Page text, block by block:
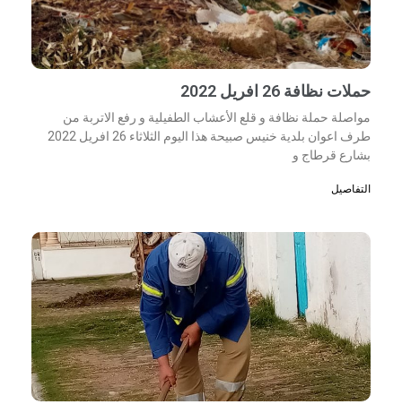
حملات نظافة 26 افريل 2022
مواصلة حملة نظافة و قلع الأعشاب الطفيلية و رفع الاتربة من
طرف اعوان بلدية خنيس صبيحة هذا اليوم الثلاثاء 26 افريل 2022
بشارع قرطاج و
التفاصيل